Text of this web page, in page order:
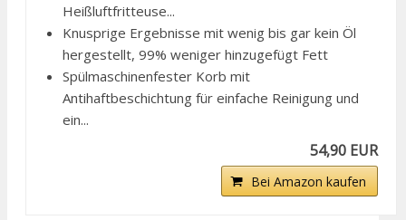
Heißluftfritteuse...
Knusprige Ergebnisse mit wenig bis gar kein Öl
hergestellt, 99% weniger hinzugefügt Fett
Spülmaschinenfester Korb mit
Antihaftbeschichtung für einfache Reinigung und
ein...
54,90 EUR
Bei Amazon kaufen